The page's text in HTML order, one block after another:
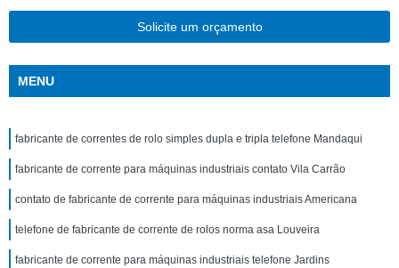
Solicite um orçamento
MENU
fabricante de correntes de rolo simples dupla e tripla telefone Mandaqui
fabricante de corrente para máquinas industriais contato Vila Carrão
contato de fabricante de corrente para máquinas industriais Americana
telefone de fabricante de corrente de rolos norma asa Louveira
fabricante de corrente para máquinas industriais telefone Jardins